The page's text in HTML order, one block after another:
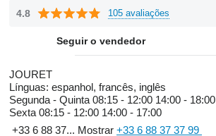
4.8 105 avaliações
Seguir o vendedor
JOURET
Línguas: espanhol, francês, inglês
Segunda - Quinta 08:15 - 12:00 14:00 - 18:00
Sexta 08:15 - 12:00 14:00 - 17:00
+33 6 88 37... Mostrar +33 6 88 37 37 99